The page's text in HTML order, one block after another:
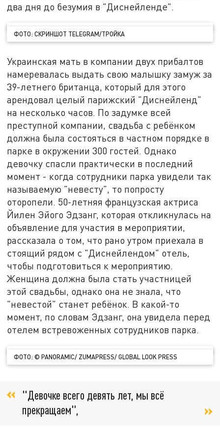
два дня до безумия в "Диснейленде".
ФОТО: СКРИНШОТ TELEGRAM/ТРОЙКА
Украинская мать в компании двух прибалтов
намеревалась выдать свою малышку замуж за
39-летнего британца, который для этого
арендовал целый парижский "Диснейленд"
на несколько часов. По задумке всей
преступной компании, свадьба с ребёнком
должна была состояться в частном порядке в
парке в окружении 300 гостей. Однако
девочку спасли практически в последний
момент - когда сотрудники парка увидели так
называемую "невесту", то попросту
оторопели. 50-летняя французская актриса
Йилен Эйого Эдзанг, которая откликнулась на
объявление для участия в мероприятии,
рассказала о том, что рано утром приехала в
стоящий рядом с "Диснейлендом" отель,
чтобы подготовиться к мероприятию.
Женщина должна была стать участницей
этой свадьбы, однако она не знала, что
"невестой" станет ребёнок. В какой-то
момент, по словам Эдзанг, она увидела перед
отелем встревоженных сотрудников парка.
ФОТО: © PANORAMIC/ ZUMAPRESS/ GLOBAL LOOK PRESS
"Девочке всего девять лет, мы всё
прекращаем",